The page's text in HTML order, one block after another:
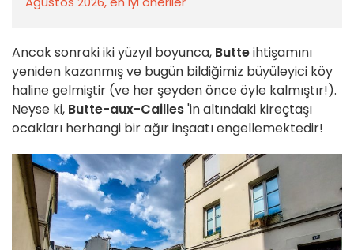
Ancak sonraki iki yüzyıl boyunca, Butteihtişamını
yeniden kazanmış ve bugün bildiğimiz büyüleyici köy
haline gelmiştir (ve her şeyden önce öyle kalmıştır!).
Neyse ki, Butte-aux-Cailles'in altındaki kireçtaşı
ocakları herhangi bir ağır inşaatı engellemektedir!